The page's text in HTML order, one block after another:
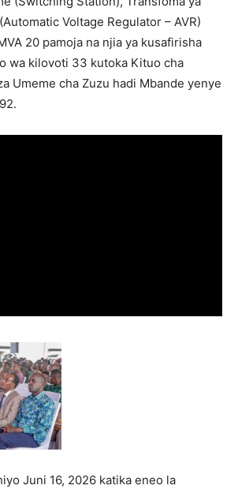
Voltage Regulator – AVR)
20 pamoja na njia ya kusafirisha
wa kilovoti 33 kutoka Kituo cha
Umeme cha Zuzu hadi Mbande yenye
Juni 16, 2026 katika eneo la